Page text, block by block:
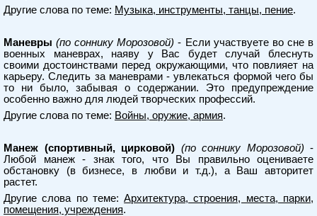
Другие слова по теме: Музыка, инструменты, танцы, пение.
Маневры (по соннику Морозовой) - Если участвуете во сне в
военных маневрах, наяву у Вас будет случай блеснуть
своими достоинствами перед окружающими, что повлияет на
карьеру. Следить за маневрами - увлекаться формой чего бы
то ни было, забывая о содержании. Это предупреждение
особенно важно для людей творческих профессий.
Другие слова по теме: Войны, оружие, армия.
Манеж (спортивный, цирковой) (по соннику Морозовой) -
Любой манеж - знак того, что Вы правильно оцениваете
обстановку (в бизнесе, в любви и т.д.), а Ваш авторитет
растет.
Другие слова по теме:Архитектура, строения, места, парки,
помещения, учреждения.